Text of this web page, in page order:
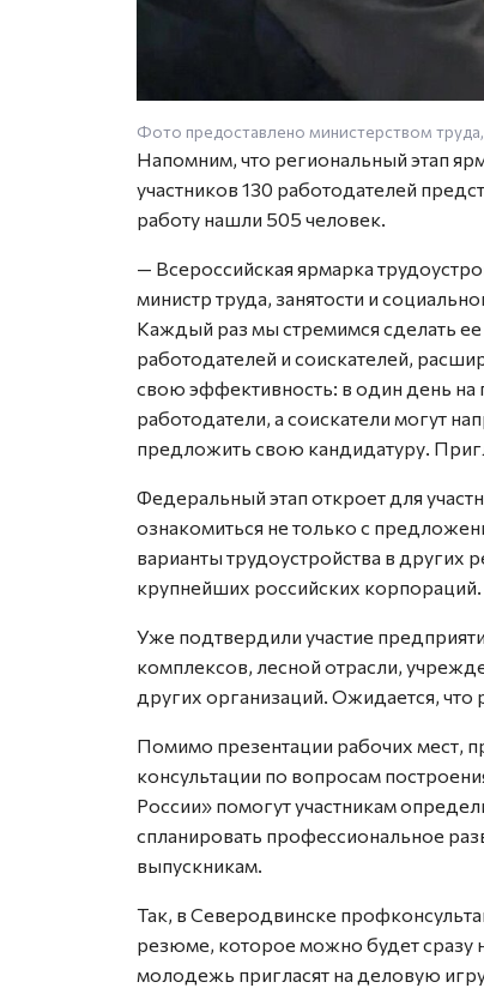
Фото предоставлено министерством
Напомним, что региональный этап
участников 130 работодателей
работу нашли 505 человек.
— Всероссийская ярмарка
министр труда, занятости и
Каждый раз мы стремимся сделать
работодателей и соискателей,
свою эффективность: в один день
работодатели, а соискатели могут
предложить свою кандидатуру.
Федеральный этап откроет для
ознакомиться не только с
варианты трудоустройства в
крупнейших российских корпораций.
Уже подтвердили участие
комплексов, лесной отрасли,
других организаций. Ожидается, что
Помимо презентации рабочих мест,
консультации по вопросам
России» помогут участникам
спланировать профессиональное
выпускникам.
Так, в Северодвинске
резюме, которое можно будет сразу
молодежь пригласят на деловую